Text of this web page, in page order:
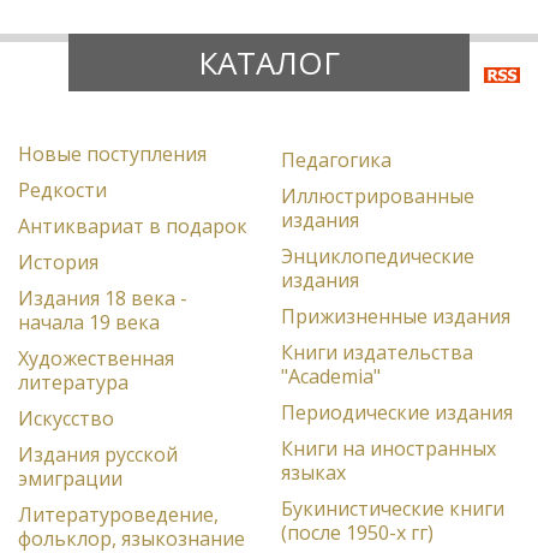
КАТАЛОГ
Новые поступления
Редкости
Антиквариат в подарок
История
Издания 18 века -
начала 19 века
Художественная
литература
Искусство
Издания русской
эмиграции
Литературоведение,
фольклор, языкознание
Педагогика
Иллюстрированные
издания
Энциклопедические
издания
Прижизненные издания
Книги издательства
"Academia"
Периодические издания
Книги на иностранных
языках
Букинистические книги
(после 1950-х гг)